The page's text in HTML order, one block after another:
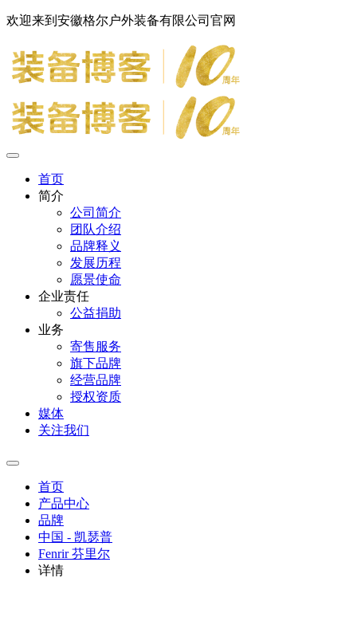
欢迎来到安徽格尔户外装备有限公司官网
首页
简介
公司简介
团队介绍
品牌释义
发展历程
愿景使命
企业责任
公益捐助
业务
寄售服务
旗下品牌
经营品牌
授权资质
媒体
关注我们
首页
产品中心
品牌
中国 - 凯瑟普
Fenrir 芬里尔
详情